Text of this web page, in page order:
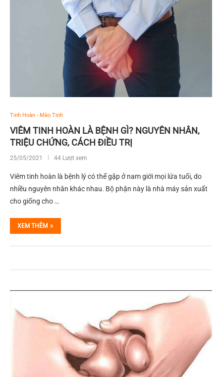
Tinh Hoàn - Mào Tinh
VIÊM TINH HOÀN LÀ BỆNH GÌ? NGUYÊN NHÂN,
TRIỆU CHỨNG, CÁCH ĐIỀU TRỊ
25/05/2021 44 Lượt xem
Viêm tinh hoàn là bệnh lý có thể gặp ở nam giới mọi lứa tuổi, do
nhiều nguyên nhân khác nhau. Bộ phận này là nhà máy sản xuất
cho giống cho …
XEM THÊM